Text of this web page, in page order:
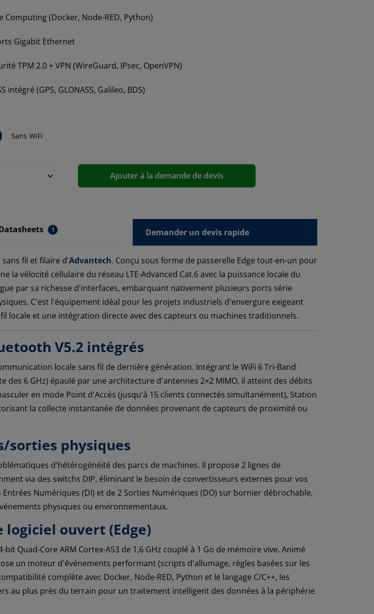
Computing (Docker, Node-RED, Python)
Gigabit Ethernet
TPM 2.0 + VPN (WireGuard, IPsec, OpenVPN)
intégré (GPS, GLONASS, Galileo, BDS)
Sans WiFi
Ajouter à la demande de devis
1 Demander un devis rapide
fil et filaire d'Advantech. Conçu sous forme de passerelle Edge tout-en-un pour
la vélocité cellulaire du réseau LTE-Advanced Cat.6 avec la puissance locale du
par sa richesse d'interfaces, embarquant nativement plusieurs ports série
C'est l'équipement idéal pour les projets industriels d'envergure exigeant
locale et une intégration directe avec des capteurs ou machines traditionnels.
V5.2 intégrés
locale sans fil de dernière génération. Intégrant le WiFi 6 Tri-Band
des 6 GHz) épaulé par une architecture d'antennes 2×2 MIMO, il atteint des débits
en mode Point d'Accès (jusqu'à 15 clients connectés simultanément), Station
la collecte instantanée de données provenant de capteurs de proximité ou
sorties physiques
d'hétérogénéité des parcs de machines. Il propose 2 lignes de
via des switchs DIP, éliminant le besoin de convertisseurs externes pour vos
Numériques (DI) et de 2 Sorties Numériques (DO) sur bornier débrochable,
physiques ou environnementaux.
logiciel ouvert (Edge)
Quad-Core ARM Cortex-A53 de 1,6 GHz couplé à 1 Go de mémoire vive. Animé
un moteur d'événements performant (scripts d'allumage, règles basées sur les
complète avec Docker, Node-RED, Python et le langage C/C++, les
au plus près du terrain pour un traitement intelligent des données à la périphérie